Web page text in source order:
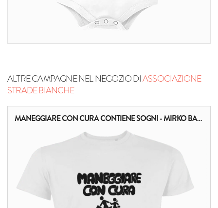
ALTRE CAMPAGNE NEL NEGOZIO DIASSOCIAZIONE
STRADE BIANCHE
MANEGGIARE CON CURA CONTIENE SOGNI - MIRKO BADIALE